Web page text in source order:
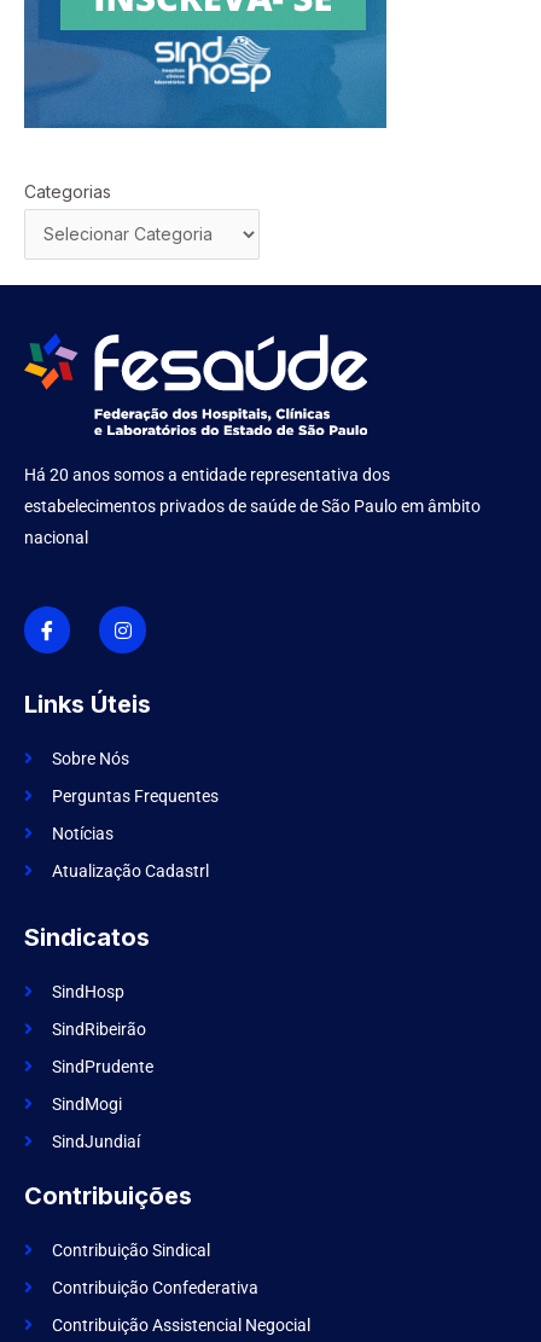
Categorias
Há 20 anos somos a entidade representativa dos
estabelecimentos privados de saúde de São Paulo em âmbito
nacional
I
c
o
n
f
a
e
o
k
I
n
s
t
g
r
m
Links Úteis
Sobre Nós
Perguntas Frequentes
Notícias
Atualização Cadastrl
Sindicatos
SindHosp
SindRibeirão
SindPrudente
SindMogi
SindJundiaí
Contribuições
Contribuição Sindical
Contribuição Confederativa
Contribuição Assistencial Negocial